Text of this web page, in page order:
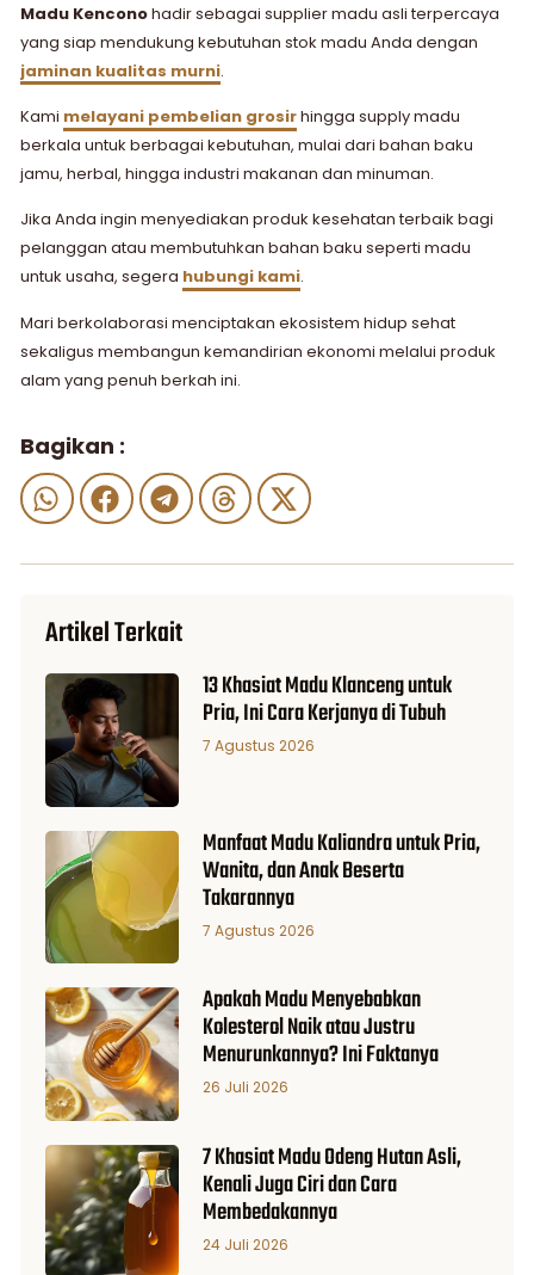
Madu Kenconohadir sebagai supplier madu asli terpercaya
yang siap mendukung kebutuhan stok madu Anda dengan
jaminan kualitas murni.
Kami melayani pembelian grosirhingga supply madu
berkala untuk berbagai kebutuhan, mulai dari bahan baku
jamu, herbal, hingga industri makanan dan minuman.
Jika Anda ingin menyediakan produk kesehatan terbaik bagi
pelanggan atau membutuhkan bahan baku seperti madu
untuk usaha, segera hubungi kami.
Mari berkolaborasi menciptakan ekosistem hidup sehat
sekaligus membangun kemandirian ekonomi melalui produk
alam yang penuh berkah ini.
Bagikan :
Artikel Terkait
13 Khasiat Madu Klanceng untuk
Pria, Ini Cara Kerjanya di Tubuh
7 Agustus 2026
Manfaat Madu Kaliandra untuk Pria,
Wanita, dan Anak Beserta
Takarannya
7 Agustus 2026
Apakah Madu Menyebabkan
Kolesterol Naik atau Justru
Menurunkannya? Ini Faktanya
26 Juli 2026
7 Khasiat Madu Odeng Hutan Asli,
Kenali Juga Ciri dan Cara
Membedakannya
24 Juli 2026